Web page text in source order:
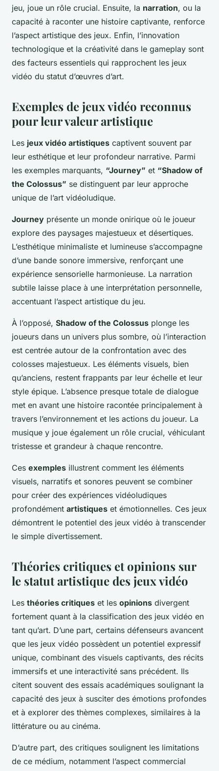
jeu, joue un rôle crucial. Ensuite, la narration, ou la
capacité à raconter une histoire captivante, renforce
l’aspect artistique des jeux. Enfin, l’innovation
technologique et la créativité dans le gameplay sont
des facteurs essentiels qui rapprochent les jeux
vidéo du statut d’œuvres d’art.
Exemples de jeux vidéo reconnus
pour leur valeur artistique
Les jeux vidéo artistiques captivent souvent par
leur esthétique et leur profondeur narrative. Parmi
les exemples marquants, “Journey” et “Shadow of
the Colossus” se distinguent par leur approche
unique de l’art vidéoludique.
Journey présente un monde onirique où le joueur
explore des paysages majestueux et désertiques.
L’esthétique minimaliste et lumineuse s’accompagne
d’une bande sonore immersive, renforçant une
expérience sensorielle harmonieuse. La narration
subtile laisse place à une interprétation personnelle,
accentuant l’aspect artistique du jeu.
À l’opposé, Shadow of the Colossus plonge les
joueurs dans un univers plus sombre, où l’interaction
est centrée autour de la confrontation avec des
colosses majestueux. Les éléments visuels, bien
qu’anciens, restent frappants par leur échelle et leur
style épique. L’absence presque totale de dialogue
met en avant une histoire racontée principalement à
travers l’environnement et les actions du joueur. La
musique y joue également un rôle crucial, véhiculant
tristesse et grandeur à chaque rencontre.
Ces exemples illustrent comment les éléments
visuels, narratifs et sonores peuvent se combiner
pour créer des expériences vidéoludiques
profondément artistiques et émotionnelles. Ces jeux
démontrent le potentiel des jeux vidéo à transcender
le simple divertissement.
Théories critiques et opinions sur
le statut artistique des jeux vidéo
Les théories critiques et les opinions divergent
fortement quant à la classification des jeux vidéo en
tant qu’art. D’une part, certains défenseurs avancent
que les jeux vidéo possèdent un potentiel expressif
unique, combinant des visuels captivants, des récits
immersifs et une interactivité sans précédent. Ils
citent souvent des essais académiques soulignant la
capacité des jeux à susciter des émotions profondes
et à explorer des thèmes complexes, similaires à la
littérature ou au cinéma.
D’autre part, des critiques soulignent les limitations
de ce médium, notamment l’aspect commercial